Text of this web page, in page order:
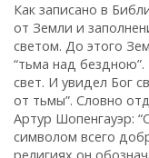
Как записано в
от Земли и
светом. До этого
“тьма над бездною”.
свет. И увидел Бог
от тьмы”. Словно
Артур Шопенгауэр:
символом всего